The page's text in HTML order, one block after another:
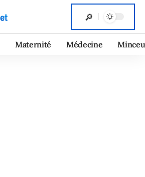
Maternité Médecine